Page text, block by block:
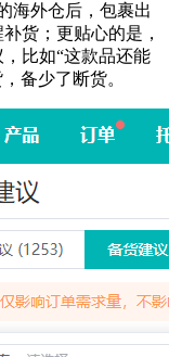
海外仓后，包裹出
货；更贴心的是，
比如“这款品还能
备少了断货。